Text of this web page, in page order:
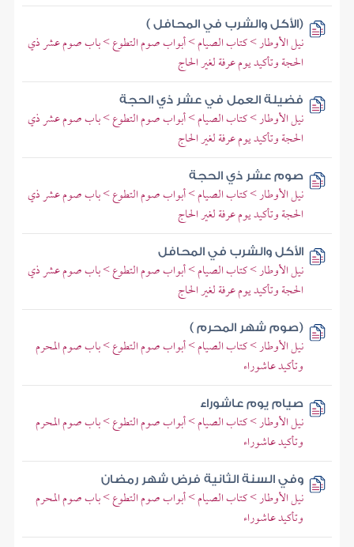
(الأكل والشرب في المحافل )
نيل الأوطار > كتاب الصيام > أبواب صوم التطوع > باب صوم عشر ذي
الحجة وتأكيد يوم عرفة لغير الحاج
فضيلة العمل في عشر ذي الحجة
نيل الأوطار > كتاب الصيام > أبواب صوم التطوع > باب صوم عشر ذي
الحجة وتأكيد يوم عرفة لغير الحاج
صوم عشر ذي الحجة
نيل الأوطار > كتاب الصيام > أبواب صوم التطوع > باب صوم عشر ذي
الحجة وتأكيد يوم عرفة لغير الحاج
الأكل والشرب في المحافل
نيل الأوطار > كتاب الصيام > أبواب صوم التطوع > باب صوم عشر ذي
الحجة وتأكيد يوم عرفة لغير الحاج
(صوم شهر المحرم )
نيل الأوطار > كتاب الصيام > أبواب صوم التطوع > باب صوم المحرم
وتأكيد عاشوراء
صيام يوم عاشوراء
نيل الأوطار > كتاب الصيام > أبواب صوم التطوع > باب صوم المحرم
وتأكيد عاشوراء
وفي السنة الثانية فرض شهر رمضان
نيل الأوطار > كتاب الصيام > أبواب صوم التطوع > باب صوم المحرم
وتأكيد عاشوراء